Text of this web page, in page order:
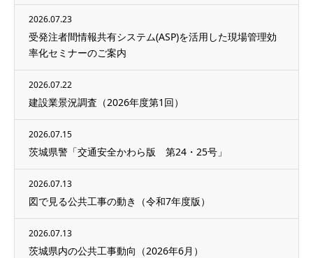
2026.07.23
受発注者間情報共有システム(ASP)を活用した現場管理効
率化セミナーのご案内
2026.07.22
建設業景況調査（2026年度第1回）
2026.07.15
茨城県警「交通安全かわら版 第24・25号」
2026.07.13
図で見る公共工事の動き（令和7年度版）
2026.07.13
茨城県内の公共工事動向（2026年6月）